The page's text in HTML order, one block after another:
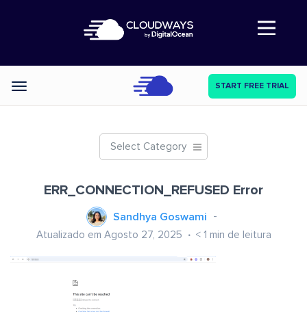
Abre a navegação
Categories START FREE TRIAL
Select Category
ERR_CONNECTION_REFUSED Error
Sandhya Goswami
Atualizado em Agosto 27, 2025 < 1 min de leitura